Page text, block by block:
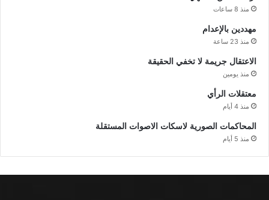
منذ 8 ساعات
مهددين بالإعدام
منذ 23 ساعة
الاعتقال جريمة لا تخفي الحقيقة
منذ يومين
معتقلات الرأي
منذ 4 أيام
المحاكمات الصورية لاسكات الاصوات المستقلة
منذ 5 أيام